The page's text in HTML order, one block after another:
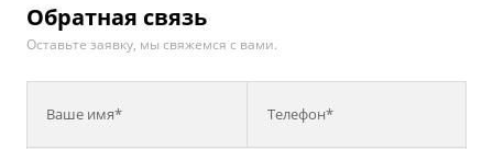
Обратная связь
Оставьте заявку, мы свяжемся с вами.
Ваше имя* Телефон*